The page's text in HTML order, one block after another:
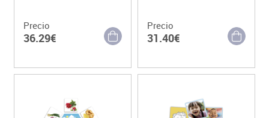
Precio
36.29€
Precio
31.40€